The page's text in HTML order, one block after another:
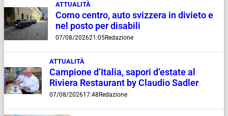
ATTUALITÀ
Como centro, auto svizzera in divieto e
nel posto per disabili
07/08/202621:05Redazione
ATTUALITÀ
Campione d’Italia, sapori d’estate al
Riviera Restaurant by Claudio Sadler
07/08/202617:48 Redazione